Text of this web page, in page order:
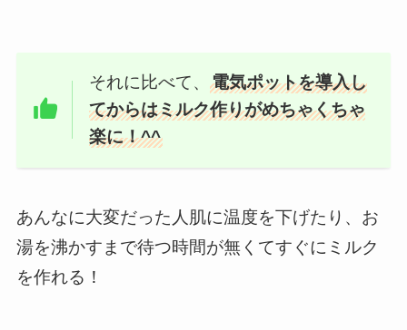
それに比べて、 電気ポットを導入し
てからはミルク作りがめちゃくちゃ
楽に！^^
あんなに大変だった人肌に温度を下げたり、お
湯を沸かすまで待つ時間が無くてすぐにミルク
を作れる！